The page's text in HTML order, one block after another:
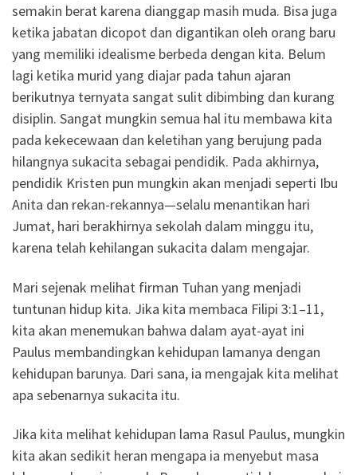
semakin berat karena dianggap masih muda. Bisa juga
ketika jabatan dicopot dan digantikan oleh orang baru
yang memiliki idealisme berbeda dengan kita. Belum
lagi ketika murid yang diajar pada tahun ajaran
berikutnya ternyata sangat sulit dibimbing dan kurang
disiplin. Sangat mungkin semua hal itu membawa kita
pada kekecewaan dan keletihan yang berujung pada
hilangnya sukacita sebagai pendidik. Pada akhirnya,
pendidik Kristen pun mungkin akan menjadi seperti Ibu
Anita dan rekan-rekannya—selalu menantikan hari
Jumat, hari berakhirnya sekolah dalam minggu itu,
karena telah kehilangan sukacita dalam mengajar.
Mari sejenak melihat firman Tuhan yang menjadi
tuntunan hidup kita. Jika kita membaca Filipi 3:1–11,
kita akan menemukan bahwa dalam ayat-ayat ini
Paulus membandingkan kehidupan lamanya dengan
kehidupan barunya. Dari sana, ia mengajak kita melihat
apa sebenarnya sukacita itu.
Jika kita melihat kehidupan lama Rasul Paulus, mungkin
kita akan sedikit heran mengapa ia menyebut masa